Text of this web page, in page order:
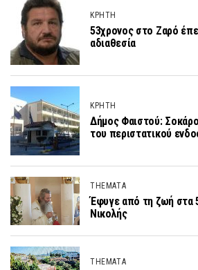
ΚΡΗΤΗ
53χρονος στο Ζαρό
αδιαθεσία
ΚΡΗΤΗ
Δήμος Φαιστού:
του περιστατικού
THEMATA
Έφυγε από τη ζωή στα
Νικολής
THEMATA